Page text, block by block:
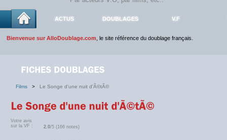
ACTUS DOUBLAGES V.F
Bienvenue sur AlloDoublage.com , le site référence du doublage français.
Films > Le Songe d'une nuit d'Ã©tÃ©
Votre avis
sur la VF :
2.0/5 (166 notes)